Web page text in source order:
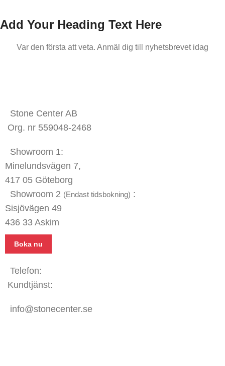
Add Your Heading Text Here
Var den första att veta. Anmäl dig till nyhetsbrevet idag
Stone Center AB
Org. nr 559048-2468
Showroom 1:
Minelundsvägen 7,
417 05 Göteborg
Showroom 2 (Endast tidsbokning) :
Sisjövägen 49
436 33 Askim
Boka nu
Telefon:
Kundtjänst:
info@stonecenter.se